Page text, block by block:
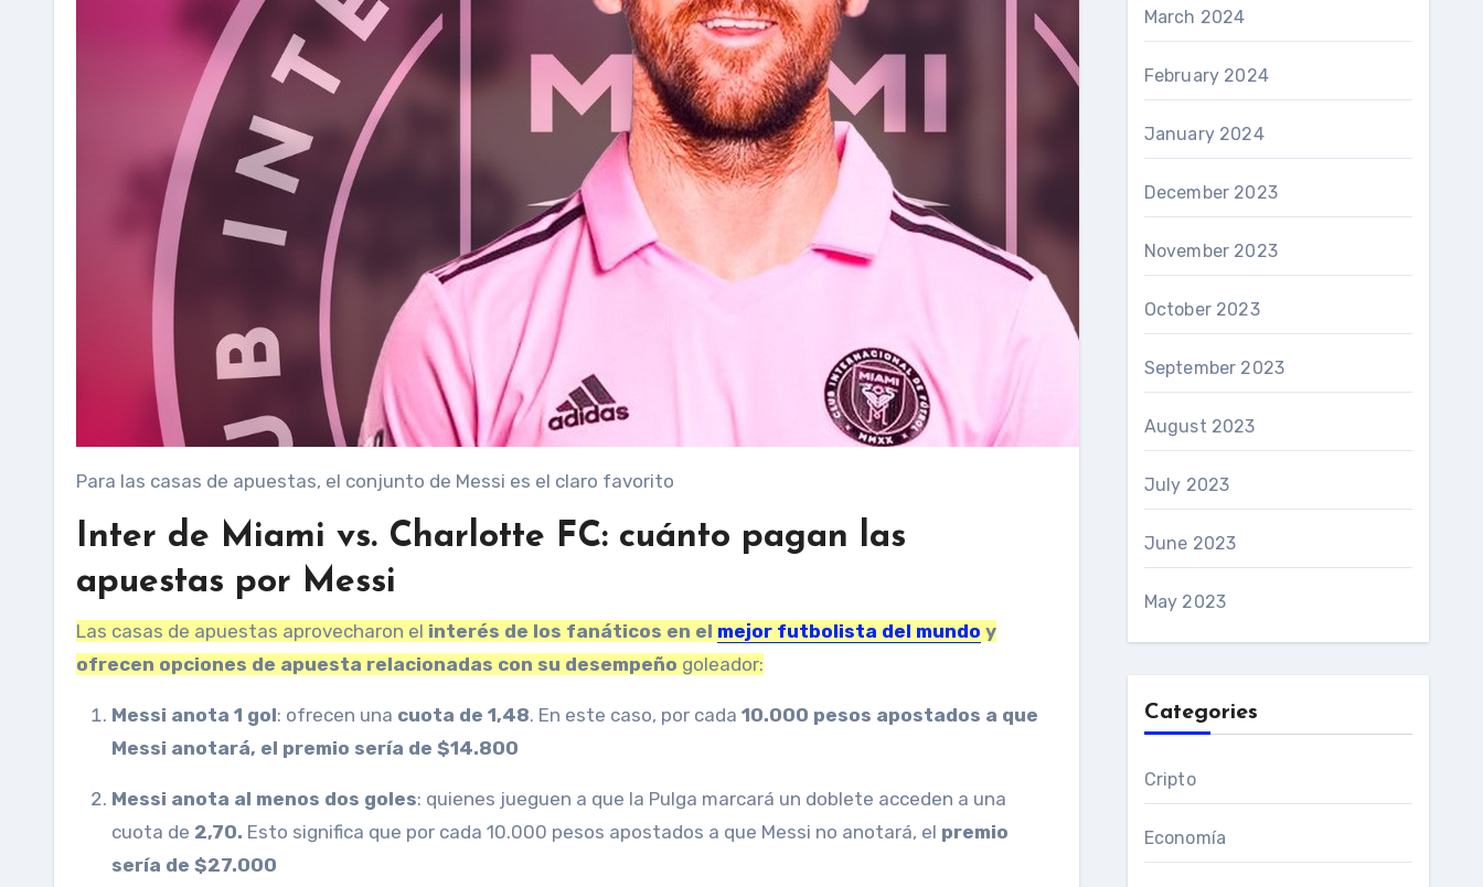
Para las casas de apuestas, el conjunto de Messi es el claro favorito
Inter de Miami vs. Charlotte FC: cuánto pagan las
apuestas por Messi
Las casas de apuestas aprovecharon el interés de los fanáticos en el mejor futbolista del mundo y
ofrecen opciones de apuesta relacionadas con su desempeño goleador:
Messi anota 1 gol: ofrecen una cuota de 1,48. En este caso, por cada 10.000 pesos apostados a que
Messi anotará, el premio sería de $14.800
Messi anota al menos dos goles: quienes jueguen a que la Pulga marcará un doblete acceden a una
cuota de 2,70. Esto significa que por cada 10.000 pesos apostados a que Messi no anotará, el premio
sería de $27.000
March 2024
February 2024
January 2024
December 2023
November 2023
October 2023
September 2023
August 2023
July 2023
June 2023
May 2023
Categories
Cripto
Economía